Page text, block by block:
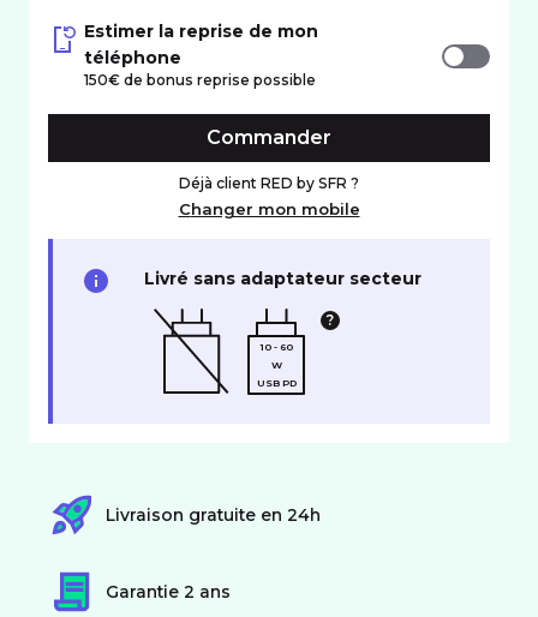
Estimer la reprise de mon
téléphone
150€ de bonus reprise possible
Commander
Déjà client RED by SFR ?
Changer mon mobile
Livré sans adaptateur secteur
10 - 60
W
USB PD
Livraison gratuite en 24h
Garantie 2 ans